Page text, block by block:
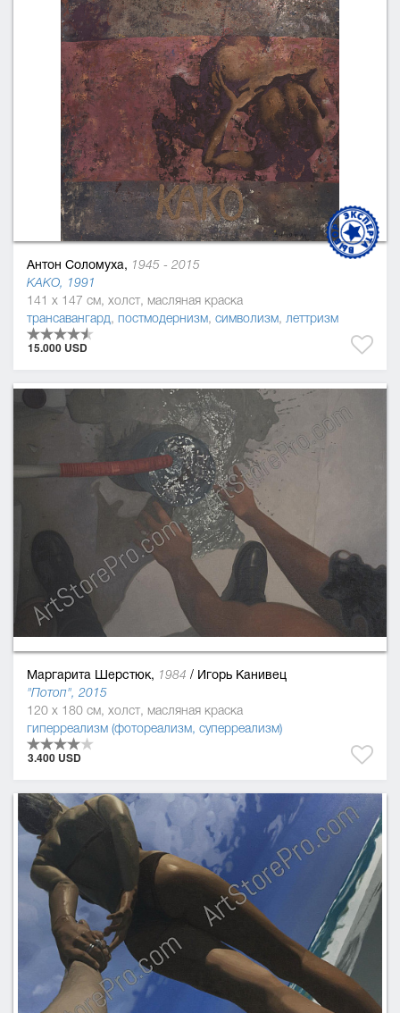
Антон Соломуха, 1945 - 2015
KAKO, 1991
141 x 147 см, холст, масляная краска
трансавангард, постмодернизм, символизм, леттризм
15.000 USD
Маргарита Шерстюк, 1984 / Игорь Канивец
"Потоп", 2015
120 x 180 см, холст, масляная краска
гиперреализм (фотореализм, суперреализм)
3.400 USD